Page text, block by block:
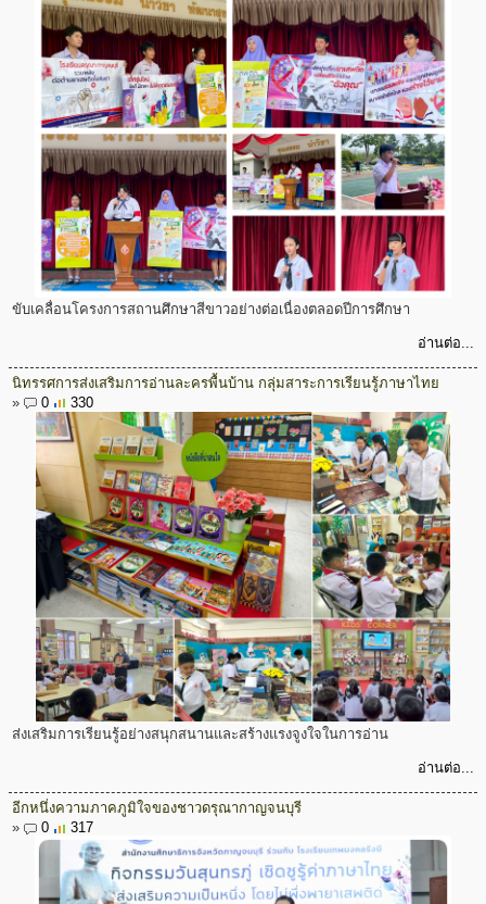
ขับเคลื่อนโครงการสถานศึกษาสีขาวอย่างต่อเนื่องตลอดปีการศึกษา
อ่านต่อ...
นิทรรศการส่งเสริมการอ่านละครพื้นบ้าน กลุ่มสาระการเรียนรู้ภาษาไทย
»
0 330
ส่งเสริมการเรียนรู้อย่างสนุกสนานและสร้างแรงจูงใจในการอ่าน
อ่านต่อ...
อีกหนึ่งความภาคภูมิใจของชาวดรุณากาญจนบุรี
»
0 317